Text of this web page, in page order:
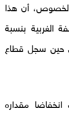
أن هذا
الغربية بنسبة
بنسبة 0.32%، في حين سجل قطاع
مقداره